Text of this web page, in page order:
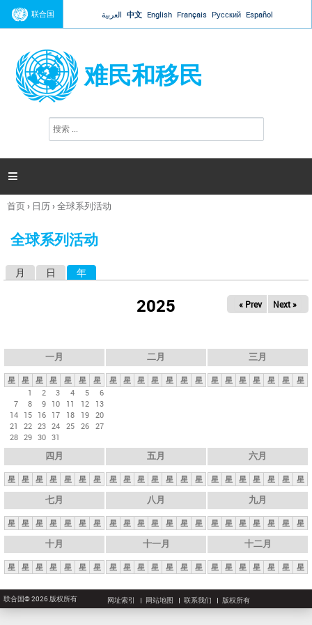
Jump to navigation
联合国 العربية 中文 English Français Русский Español
难民和移民
搜
索

你
这
首页› 日历›全球系列活动
全球系列活动
月 日 年
2025 « Prev Next »
一月
星 星 星 星 星 星
星
1
2 3 4 5
6
7
8 9 10 11 12
13
14 15 16 17 18 19 20
21
22 23 24 25 26 27
28 29 30 31
二月
星 星 星 星 星 星 星
三月
星 星 星 星 星 星 星
四月
星 星 星 星 星 星 星
五月
星 星 星 星 星 星 星
六月
星 星 星 星 星 星 星
七月
星 星 星 星 星 星 星
八月
星 星 星 星 星 星 星
九月
星 星 星 星 星 星 星
十月
星 星 星 星 星 星 星
十一月
星 星 星 星 星 星 星
十二月
星 星 星 星 星 星 星
联合国© 2026 版权所有 网址索引 网站地图 联系我们 版权所有